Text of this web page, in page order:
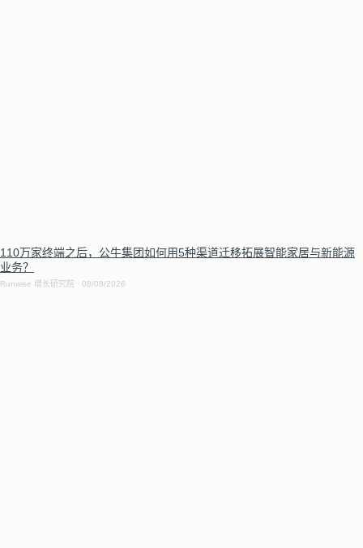
110万家终端之后，公牛集团如何用5种渠道迁移拓展智能家居与新能源
业务？
Runwise 增长研究院 08/08/2026